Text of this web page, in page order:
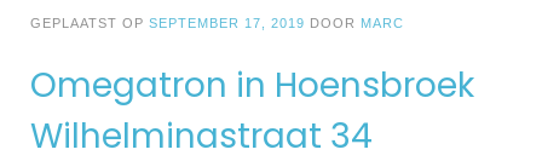
GEPLAATST OP SEPTEMBER 17, 2019 DOOR MARC
Omegatron in Hoensbroek
Wilhelminastraat 34